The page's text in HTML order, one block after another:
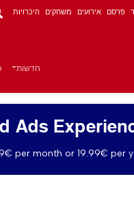
פרסם אירועים משחקים היכרויות
חדשות
Ads
per month or 19.99€ per